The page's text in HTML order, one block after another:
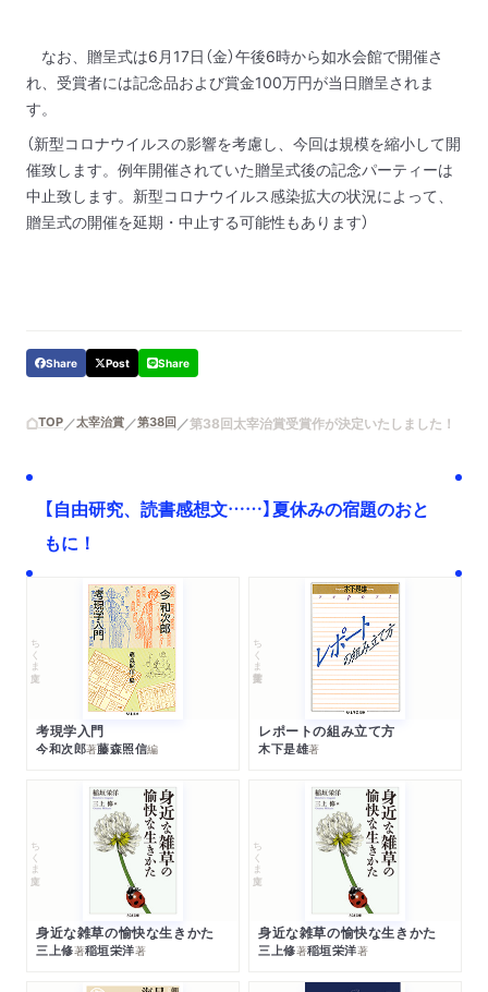
なお、贈呈式は6月17日（金）午後6時から如水会館で開催さ
れ、受賞者には記念品および賞金100万円が当日贈呈されま
す。
（新型コロナウイルスの影響を考慮し、今回は規模を縮小して開
催致します。例年開催されていた贈呈式後の記念パーティーは
中止致します。新型コロナウイルス感染拡大の状況によって、
贈呈式の開催を延期・中止する可能性もあります）
Share Post Share
TOP 太宰治賞 第38回 第38回太宰治賞受賞作が決定いたしました！
【自由研究、読書感想文……】夏休みの宿題のおと
もに！
ちくま文庫
考現学入門
今和次郎著藤森照信編
ちくま学芸文庫
レポートの組み立て方
木下是雄著
ちくま文庫
身近な雑草の愉快な生きかた
三上修著稲垣栄洋著
ちくま文庫
身近な雑草の愉快な生きかた
三上修著稲垣栄洋著